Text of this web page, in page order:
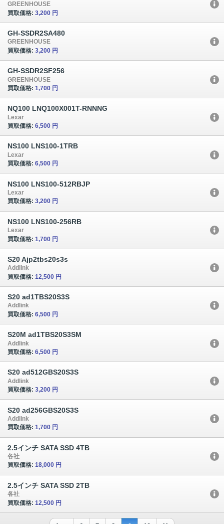
GREENHOUSE
買取価格: 3,200 円
GH-SSDR2SA480
GREENHOUSE
買取価格: 3,200 円
GH-SSDR2SF256
GREENHOUSE
買取価格: 1,700 円
NQ100 LNQ100X001T-RNNNG
Lexar
買取価格: 6,500 円
NS100 LNS100-1TRB
Lexar
買取価格: 6,500 円
NS100 LNS100-512RBJP
Lexar
買取価格: 3,200 円
NS100 LNS100-256RB
Lexar
買取価格: 1,700 円
S20 Ajp2tbs20s3s
Addlink
買取価格: 12,500 円
S20 ad1TBS20S3S
Addlink
買取価格: 6,500 円
S20M ad1TBS20S3SM
Addlink
買取価格: 6,500 円
S20 ad512GBS20S3S
Addlink
買取価格: 3,200 円
S20 ad256GBS20S3S
Addlink
買取価格: 1,700 円
2.5インチ SATA SSD 4TB
各社
買取価格: 18,000 円
2.5インチ SATA SSD 2TB
各社
買取価格: 12,500 円